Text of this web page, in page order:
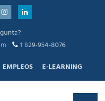
1 829-954-8076
EMPLEOS E-LEARNING